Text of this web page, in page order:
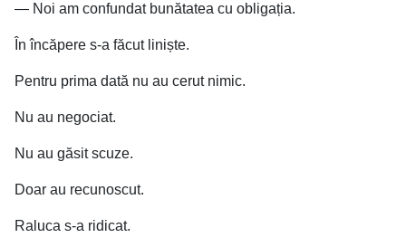
— Noi am confundat bunătatea cu obligația.
În încăpere s-a făcut liniște.
Pentru prima dată nu au cerut nimic.
Nu au negociat.
Nu au găsit scuze.
Doar au recunoscut.
Raluca s-a ridicat.